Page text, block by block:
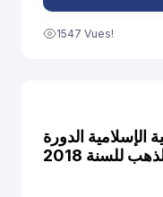
1547 Vues!
الإسلامية الدورة
للسنة 2018